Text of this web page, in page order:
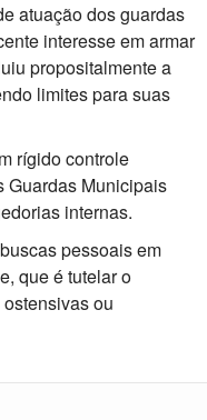
atuação dos guardas
interesse em armar
propositalmente a
limites para suas
rígido controle
Guardas Municipais
internas.
pessoais em
que é tutelar o
ou